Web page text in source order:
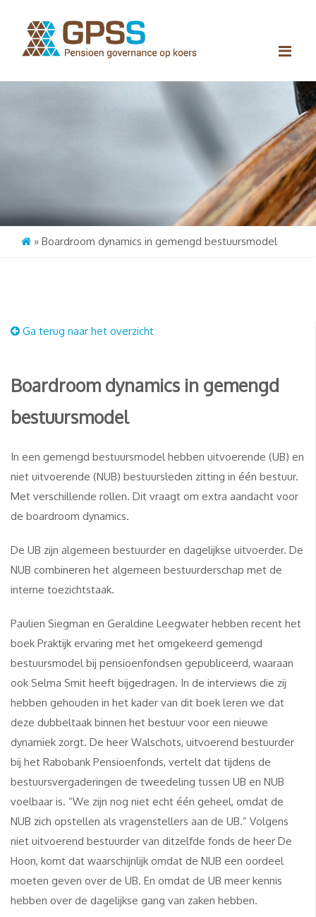
» Boardroom dynamics in gemengd bestuursmodel
Ga terug naar het overzicht
Boardroom dynamics in gemengd
bestuursmodel
In een gemengd bestuursmodel hebben uitvoerende (UB) en
niet uitvoerende (NUB) bestuursleden zitting in één bestuur.
Met verschillende rollen. Dit vraagt om extra aandacht voor
de boardroom dynamics.
De UB zijn algemeen bestuurder en dagelijkse uitvoerder. De
NUB combineren het algemeen bestuurderschap met de
interne toezichtstaak.
Paulien Siegman en Geraldine Leegwater hebben recent het
boek Praktijk ervaring met het omgekeerd gemengd
bestuursmodel bij pensioenfondsen gepubliceerd, waaraan
ook Selma Smit heeft bijgedragen. In de interviews die zij
hebben gehouden in het kader van dit boek leren we dat
deze dubbeltaak binnen het bestuur voor een nieuwe
dynamiek zorgt. De heer Walschots, uitvoerend bestuurder
bij het Rabobank Pensioenfonds, vertelt dat tijdens de
bestuursvergaderingen de tweedeling tussen UB en NUB
voelbaar is. “We zijn nog niet echt één geheel, omdat de
NUB zich opstellen als vragenstellers aan de UB.” Volgens
niet uitvoerend bestuurder van ditzelfde fonds de heer De
Hoon, komt dat waarschijnlijk omdat de NUB een oordeel
moeten geven over de UB. En omdat de UB meer kennis
hebben over de dagelijkse gang van zaken hebben.